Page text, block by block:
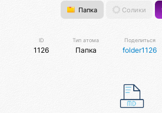
Папка Солики
ID
1126
Тип атома
Папка
Поделиться
folder1126